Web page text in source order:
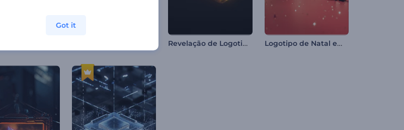
Revelação de Logotipo de Chamas de Fogo Logotipo de Natal em Vermelho Rubi
Got it